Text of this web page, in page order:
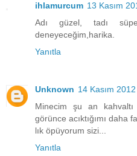
ihlamurcum 13 Kasım
Adı güzel, tadı
deneyeceğim,harika.
Yanıtla
Unknown 14 Kasım
Minecim şu an
görünce acıktığımı daha
lık öpüyorum sizi...
Yanıtla